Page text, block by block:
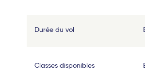
Cotonou (Bénin)
Durée du vol
Classes disponibles